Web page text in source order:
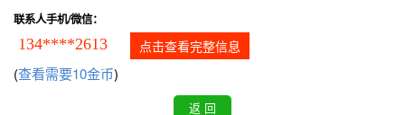
联系人手机/微信：
134****2613 点击查看完整信息
(查看需要10金币)